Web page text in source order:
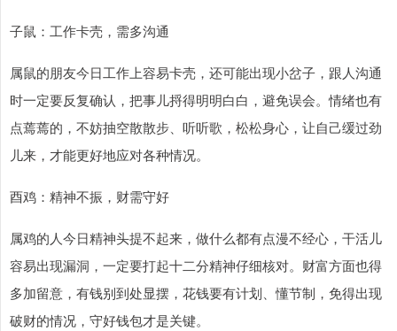
子鼠：工作卡壳，需多沟通
属鼠的朋友今日工作上容易卡壳，还可能出现小岔子，跟人沟通
时一定要反复确认，把事儿捋得明明白白，避免误会。情绪也有
点蔫蔫的，不妨抽空散散步、听听歌，松松身心，让自己缓过劲
儿来，才能更好地应对各种情况。
酉鸡：精神不振，财需守好
属鸡的人今日精神头提不起来，做什么都有点漫不经心，干活儿
容易出现漏洞，一定要打起十二分精神仔细核对。财富方面也得
多加留意，有钱别到处显摆，花钱要有计划、懂节制，免得出现
破财的情况，守好钱包才是关键。